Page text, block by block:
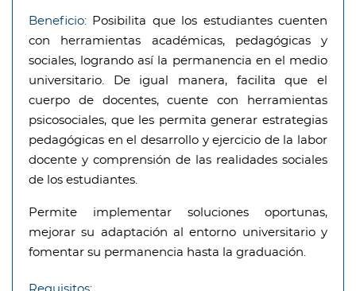
Beneficio: Posibilita que los estudiantes cuenten
con herramientas académicas, pedagógicas y
sociales, logrando así la permanencia en el medio
universitario. De igual manera, facilita que el
cuerpo de docentes, cuente con herramientas
psicosociales, que les permita generar estrategias
pedagógicas en el desarrollo y ejercicio de la labor
docente y comprensión de las realidades sociales
de los estudiantes.
Permite implementar soluciones oportunas,
mejorar su adaptación al entorno universitario y
fomentar su permanencia hasta la graduación.